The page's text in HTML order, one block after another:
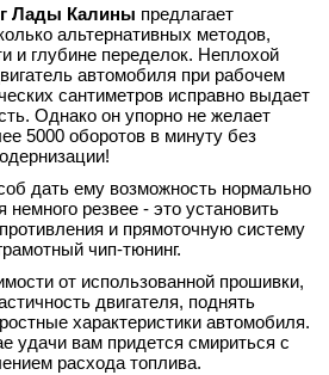
Лады Калины предлагает
альтернативных методов,
и глубине переделок. Неплохой
автомобиля при рабочем
сантиметров исправно выдает
Однако он упорно не желает
5000 оборотов в минуту без
дать ему возможность нормально
резвее - это установить
и прямоточную систему
чип-тюнинг.
от использованной прошивки,
двигателя, поднять
характеристики автомобиля.
удачи вам придется смириться с
расхода топлива.